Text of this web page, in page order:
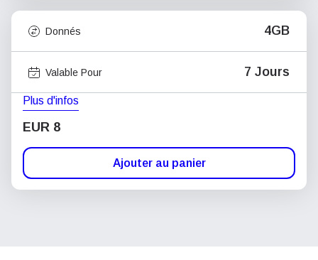
Donnés 4GB
Valable Pour 7 Jours
Plus d'infos
EUR 8
Ajouter au panier